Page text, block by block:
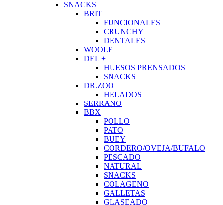
SNACKS
BRIT
FUNCIONALES
CRUNCHY
DENTALES
WOOLF
DEL +
HUESOS PRENSADOS
SNACKS
DR.ZOO
HELADOS
SERRANO
BBX
POLLO
PATO
BUEY
CORDERO/OVEJA/BUFALO
PESCADO
NATURAL
SNACKS
COLAGENO
GALLETAS
GLASEADO